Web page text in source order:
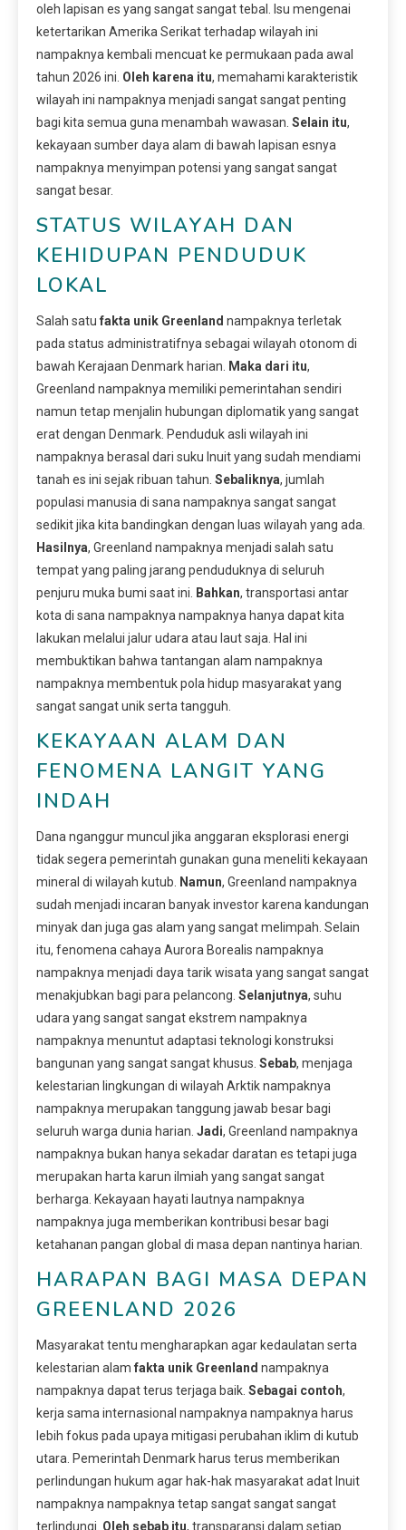
oleh lapisan es yang sangat sangat tebal. Isu mengenai
ketertarikan Amerika Serikat terhadap wilayah ini
nampaknya kembali mencuat ke permukaan pada awal
tahun 2026 ini. Oleh karena itu, memahami karakteristik
wilayah ini nampaknya menjadi sangat sangat penting
bagi kita semua guna menambah wawasan. Selain itu,
kekayaan sumber daya alam di bawah lapisan esnya
nampaknya menyimpan potensi yang sangat sangat
sangat besar.
STATUS WILAYAH DAN
KEHIDUPAN PENDUDUK
LOKAL
Salah satu fakta unik Greenland nampaknya terletak
pada status administratifnya sebagai wilayah otonom di
bawah Kerajaan Denmark harian.
Maka dari itu,
Greenland nampaknya memiliki pemerintahan sendiri
namun tetap menjalin hubungan diplomatik yang sangat
erat dengan Denmark. Penduduk asli wilayah ini
nampaknya berasal dari suku Inuit yang sudah mendiami
tanah es ini sejak ribuan tahun. Sebaliknya, jumlah
populasi manusia di sana nampaknya sangat sangat
sedikit jika kita bandingkan dengan luas wilayah yang ada.
Hasilnya, Greenland nampaknya menjadi salah satu
tempat yang paling jarang penduduknya di seluruh
penjuru muka bumi saat ini.
Bahkan, transportasi antar
kota di sana nampaknya nampaknya hanya dapat kita
lakukan melalui jalur udara atau laut saja. Hal ini
membuktikan bahwa tantangan alam nampaknya
nampaknya membentuk pola hidup masyarakat yang
sangat sangat unik serta tangguh.
KEKAYAAN ALAM DAN
FENOMENA LANGIT YANG
INDAH
Dana nganggur muncul jika anggaran eksplorasi energi
tidak segera pemerintah gunakan guna meneliti kekayaan
mineral di wilayah kutub.
Namun, Greenland nampaknya
sudah menjadi incaran banyak investor karena kandungan
minyak dan juga gas alam yang sangat melimpah. Selain
itu, fenomena cahaya Aurora Borealis nampaknya
nampaknya menjadi daya tarik wisata yang sangat sangat
menakjubkan bagi para pelancong. Selanjutnya, suhu
udara yang sangat sangat ekstrem nampaknya
nampaknya menuntut adaptasi teknologi konstruksi
bangunan yang sangat sangat khusus. Sebab, menjaga
kelestarian lingkungan di wilayah Arktik nampaknya
nampaknya merupakan tanggung jawab besar bagi
seluruh warga dunia harian. Jadi, Greenland nampaknya
nampaknya bukan hanya sekadar daratan es tetapi juga
merupakan harta karun ilmiah yang sangat sangat
berharga. Kekayaan hayati lautnya nampaknya
nampaknya juga memberikan kontribusi besar bagi
ketahanan pangan global di masa depan nantinya harian.
HARAPAN BAGI MASA DEPAN
GREENLAND 2026
Masyarakat tentu mengharapkan agar kedaulatan serta
kelestarian alam fakta unik Greenland nampaknya
nampaknya dapat terus terjaga baik. Sebagai contoh,
kerja sama internasional nampaknya nampaknya harus
lebih fokus pada upaya mitigasi perubahan iklim di kutub
utara. Pemerintah Denmark harus terus memberikan
perlindungan hukum agar hak-hak masyarakat adat Inuit
nampaknya nampaknya tetap sangat sangat sangat
terlindungi. Oleh sebab itu, transparansi dalam setiap